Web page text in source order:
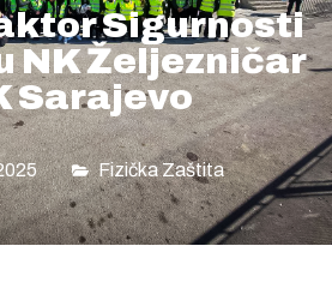
Sigurnosti
NK Željezničar
Sarajevo
Fizička Zaštita